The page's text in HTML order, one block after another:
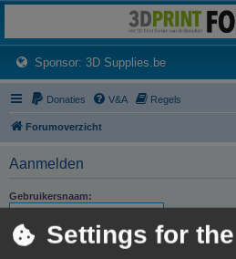
Het 3D print forum van de Benelux na de sluiting
Sponsor: 3D Supplies.be(Opens a new
Donaties V&A Regels
Forumoverzicht
Aanmelden
Gebruikersnaam:
Wachtwoord:Settings for